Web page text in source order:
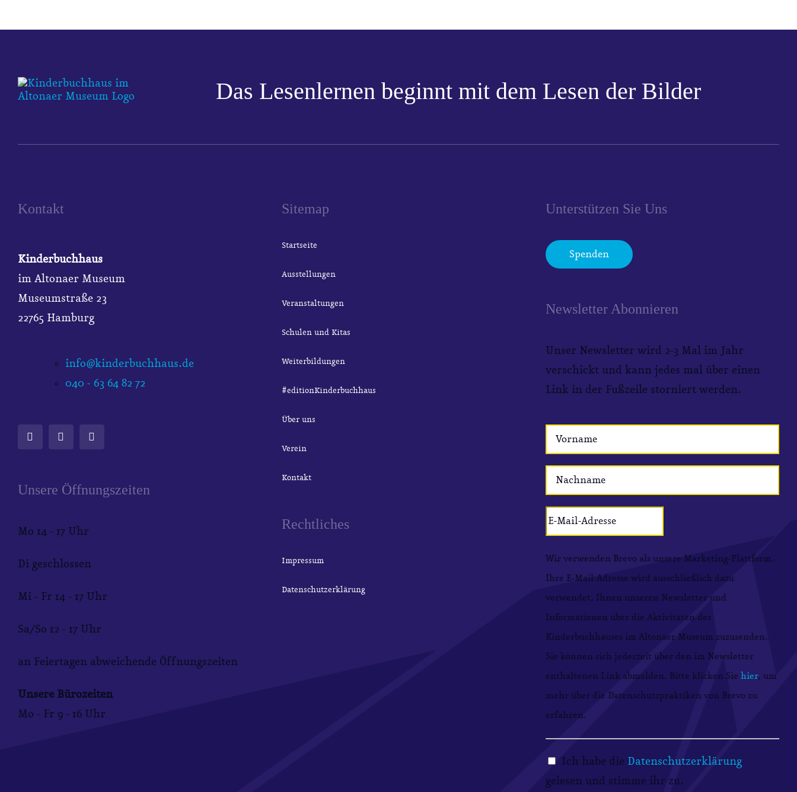
Das Lesenlernen beginnt mit dem Lesen der Bilder
Kontakt
Kinderbuchhaus
im Altonaer Museum
Museumstraße 23
22765 Hamburg
info@kinderbuchhaus.de
040 - 63 64 82 72
Unsere Öffnungszeiten
Mo 14 - 17 Uhr
Di geschlossen
Mi - Fr 14 - 17 Uhr
Sa/So 12 - 17 Uhr
an Feiertagen abweichende Öffnungszeiten
Unsere Bürozeiten
Mo - Fr 9 - 16 Uhr
Sitemap
Startseite
Ausstellungen
Veranstaltungen
Schulen und Kitas
Weiterbildungen
#editionKinderbuchhaus
Über uns
Verein
Kontakt
Rechtliches
Impressum
Datenschutzerklärung
Unterstützen Sie Uns
Spenden
Newsletter Abonnieren
Unser Newsletter wird 2-3 Mal im Jahr
verschickt und kann jedes mal über einen
Link in der Fußzeile storniert werden.
Wir verwenden Brevo als unsere Marketing-Plattform.
Ihre E-Mail-Adresse wird ausschließlich dazu
verwendet, Ihnen unseren Newsletter und
Informationen über die Aktivitäten des
Kinderbuchhauses im Altonaer Museum zuzusenden.
Sie können sich jederzeit über den im Newsletter
enthaltenen Link abmelden. Bitte klicken Siehier, um
mehr über die Datenschutzpraktiken von Brevo zu
erfahren.
Ich habe die Datenschutzerklärung
gelesen und stimme ihr zu.